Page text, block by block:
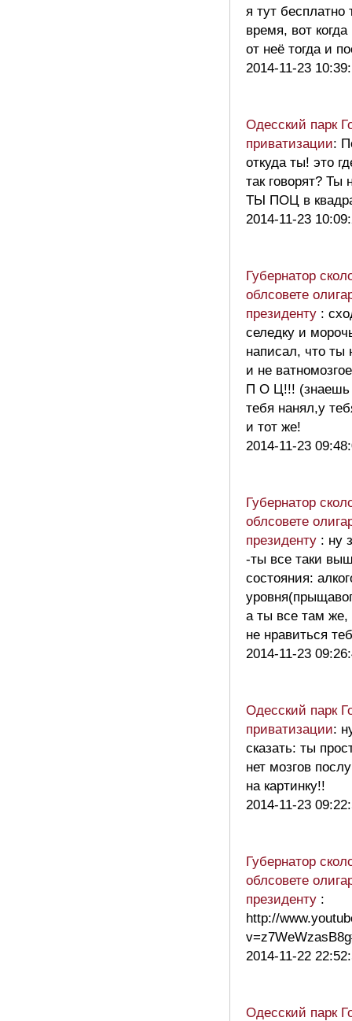
я тут бесплатно
время, вот
от неё тогда и
2014-11-23
Одесский парк
приватизации:
откуда ты! это
так говорят?
ТЫ ПОЦ в
2014-11-23
Губернатор
облсовете
президенту :
селедку и
написал, что ты
и не
П О Ц!!! (знаешь
тебя нанял,у
и тот же!
2014-11-23
Губернатор
облсовете
президенту : ну
-ты все таки
состояния:
а ты все там же,
не нравиться
2014-11-23
Одесский парк
приватизации:
сказать: ты
нет мозгов
на картинку!!
2014-11-23
Губернатор
облсовете
президенту :
http://
2014-11-22
Одесский парк